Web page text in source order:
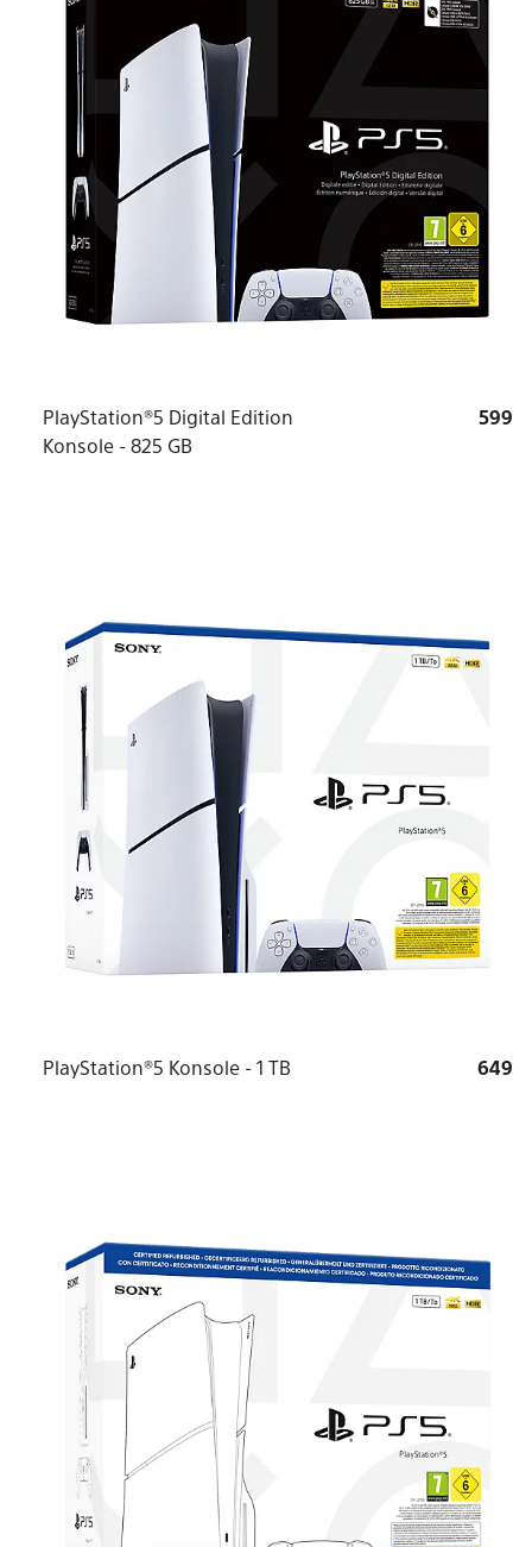
PlayStation®5 Digital Edition
Konsole - 825 GB
599
PlayStation®5 Konsole - 1 TB 649